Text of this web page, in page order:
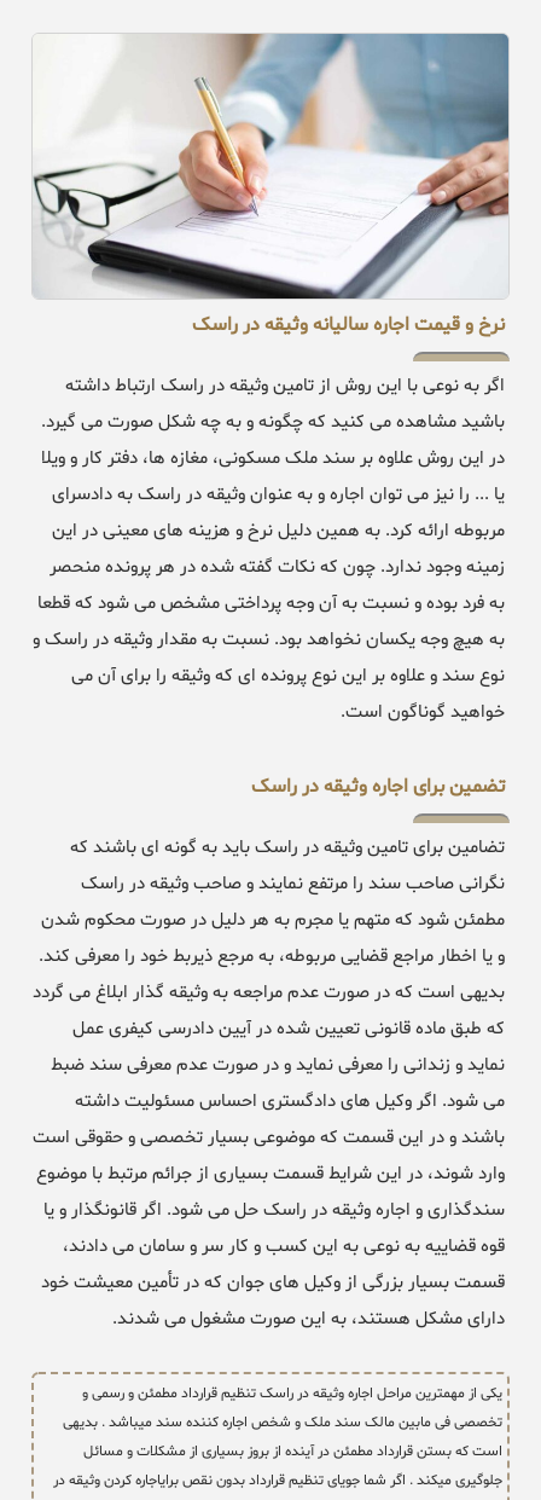
نرخ و قیمت اجاره سالیانه وثیقه در راسک
اگر به نوعی با این روش از تامین وثیقه در راسک ارتباط داشته
باشید مشاهده می کنید که چگونه و به چه شکل صورت می گیرد.
در این روش علاوه بر سند ملک مسکونی، مغازه ها، دفتر کار و ویلا
یا ... را نیز می توان اجاره و به عنوان وثیقه در راسک به دادسرای
مربوطه ارائه کرد. به همین دلیل نرخ و هزینه های معینی در این
زمینه وجود ندارد. چون که نکات گفته شده در هر پرونده منحصر
به فرد بوده و نسبت به آن وجه پرداختی مشخص می شود که قطعا
به هیچ وجه یکسان نخواهد بود. نسبت به مقدار وثیقه در راسک و
نوع سند و علاوه بر این نوع پرونده ای که وثیقه را برای آن می
خواهید گوناگون است.
تضمین برای اجاره وثیقه در راسک
تضامین برای تامین وثیقه در راسک باید به گونه ای باشند که
نگرانی صاحب سند را مرتفع نمایند و صاحب وثیقه در راسک
مطمئن شود که متهم یا مجرم به هر دلیل در صورت محکوم شدن
و یا اخطار مراجع قضایی مربوطه، به مرجع ذیربط خود را معرفی کند.
بدیهی است که در صورت عدم مراجعه به وثیقه گذار ابلاغ می گردد
که طبق ماده قانونی تعیین شده در آیین دادرسی کیفری عمل
نماید و زندانی را معرفی نماید و در صورت عدم معرفی سند ضبط
می شود. اگر وکیل های دادگستری احساس مسئولیت داشته
باشند و در این قسمت که موضوعی بسیار تخصصی و حقوقی است
وارد شوند، در این شرایط قسمت بسیاری از جرائم مرتبط با موضوع
سندگذاری و اجاره وثیقه در راسک حل می شود. اگر قانونگذار و یا
قوه قضاییه به نوعی به این کسب و کار سر و سامان می دادند،
قسمت بسیار بزرگی از وکیل های جوان که در تأمین معیشت خود
دارای مشکل هستند، به این صورت مشغول می شدند.
یکی از مهمترین مراحل اجاره وثیقه در راسک تنظیم قرارداد مطمئن و رسمی و
تخصصی فی مابین مالک سند ملک و شخص اجاره کننده سند میباشد . بدیهی
است که بستن قرارداد مطمئن در آینده از بروز بسیاری از مشکلات و مسائل
جلوگیری میکند . اگر شما جویای تنظیم قرارداد بدون نقص برایاجاره کردن وثیقه در